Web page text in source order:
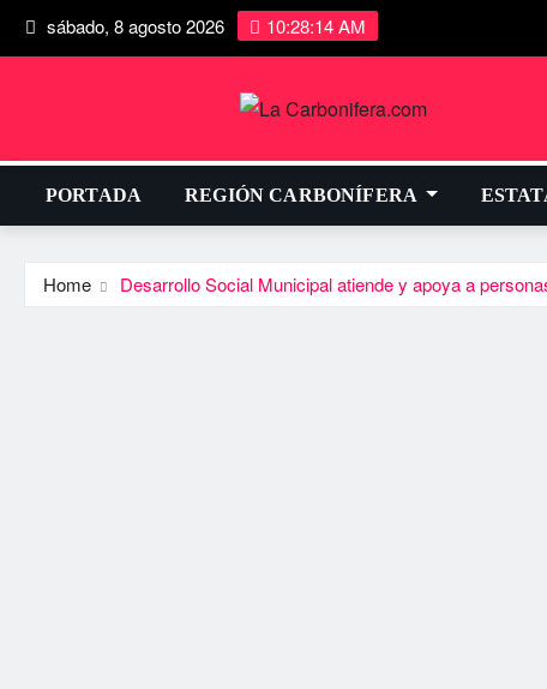
sábado, 8 agosto 2026 10:28:14 AM
PORTADA REGIÓN CARBONÍFERA
Home Desarrollo Social Municipal atiende y apoya a